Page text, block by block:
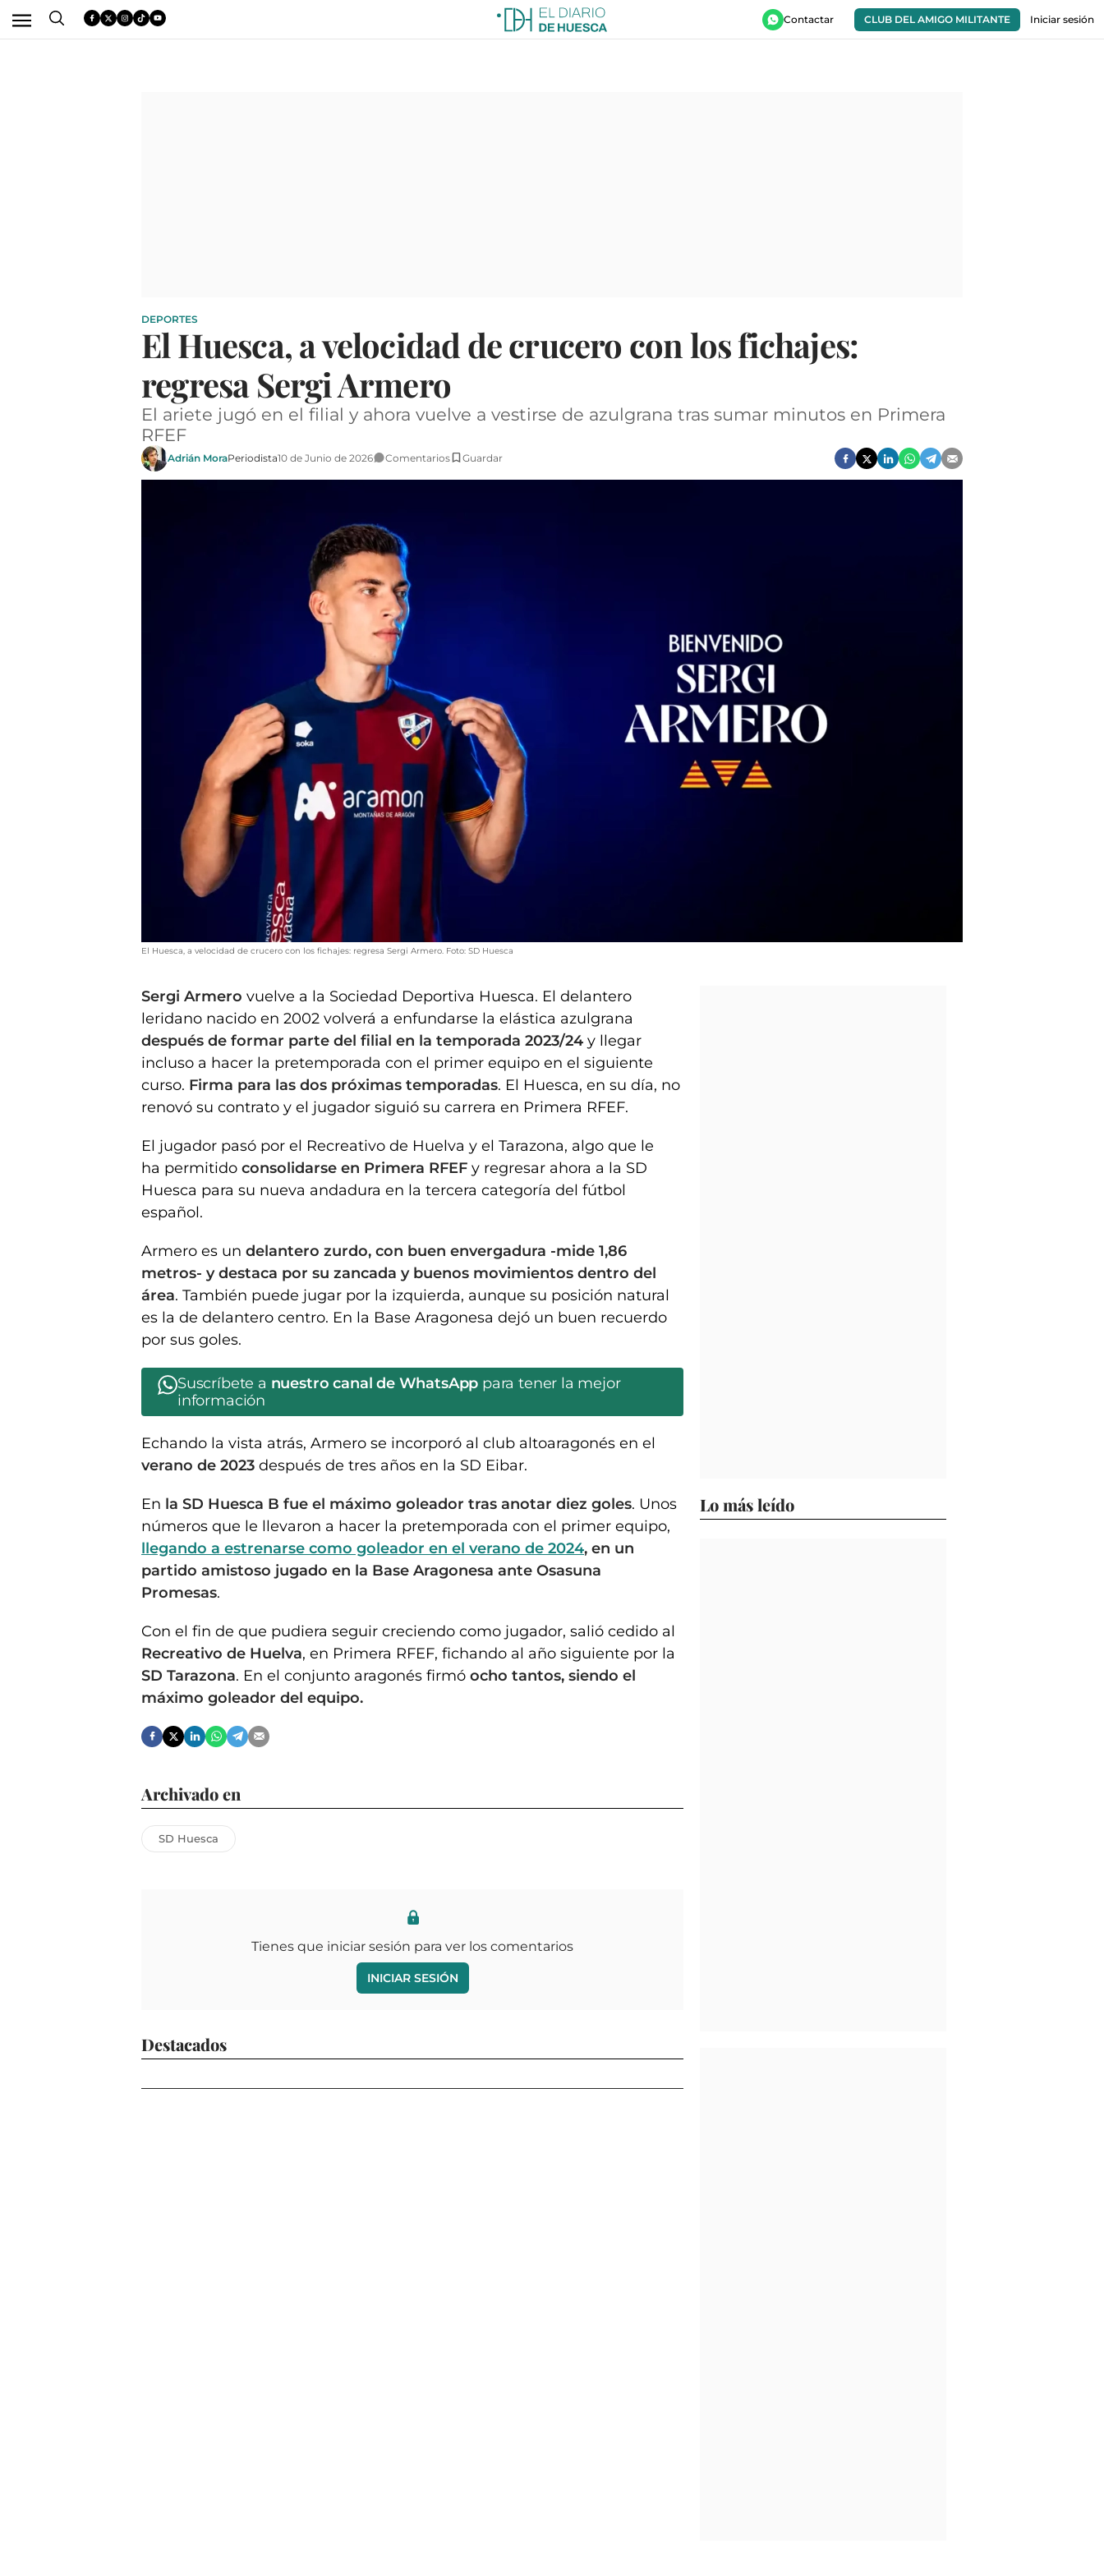
Contactar CLUB DEL AMIGO MILITANTE Iniciar sesión
DEPORTES
El Huesca, a velocidad de crucero con los fichajes:
regresa Sergi Armero
El ariete jugó en el filial y ahora vuelve a vestirse de azulgrana tras sumar minutos en Primera
RFEF
Adrián MoraPeriodista10 de Junio de 2026 Comentarios Guardar
El Huesca, a velocidad de crucero con los fichajes: regresa Sergi Armero. Foto: SD Huesca
Sergi Armero vuelve a la Sociedad Deportiva Huesca. El delantero
leridano nacido en 2002 volverá a enfundarse la elástica azulgrana
después de formar parte del filial en la temporada 2023/24 y llegar
incluso a hacer la pretemporada con el primer equipo en el siguiente
curso. Firma para las dos próximas temporadas. El Huesca, en su día, no
renovó su contrato y el jugador siguió su carrera en Primera RFEF.
El jugador pasó por el Recreativo de Huelva y el Tarazona, algo que le
ha permitido consolidarse en Primera RFEF y regresar ahora a la SD
Huesca para su nueva andadura en la tercera categoría del fútbol
español.
Armero es un delantero zurdo, con buen envergadura -mide 1,86
metros- y destaca por su zancada y buenos movimientos dentro del
área. También puede jugar por la izquierda, aunque su posición natural
es la de delantero centro. En la Base Aragonesa dejó un buen recuerdo
por sus goles.
Suscríbete a nuestro canal de WhatsApp para tener la mejor
información
Echando la vista atrás, Armero se incorporó al club altoaragonés en el
verano de 2023 después de tres años en la SD Eibar.
En la SD Huesca B fue el máximo goleador tras anotar diez goles. Unos
números que le llevaron a hacer la pretemporada con el primer equipo,
llegando a estrenarse como goleador en el verano de 2024, en un
partido amistoso jugado en la Base Aragonesa ante Osasuna
Promesas.
Con el fin de que pudiera seguir creciendo como jugador, salió cedido al
Recreativo de Huelva, en Primera RFEF, fichando al año siguiente por la
SD Tarazona. En el conjunto aragonés firmó ocho tantos, siendo el
máximo goleador del equipo.
Archivado en
SD Huesca
Tienes que iniciar sesión para ver los comentarios
INICIAR SESIÓN
Destacados
Lo más leído